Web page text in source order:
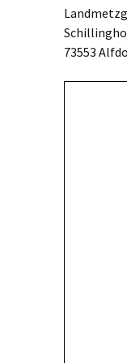
73553